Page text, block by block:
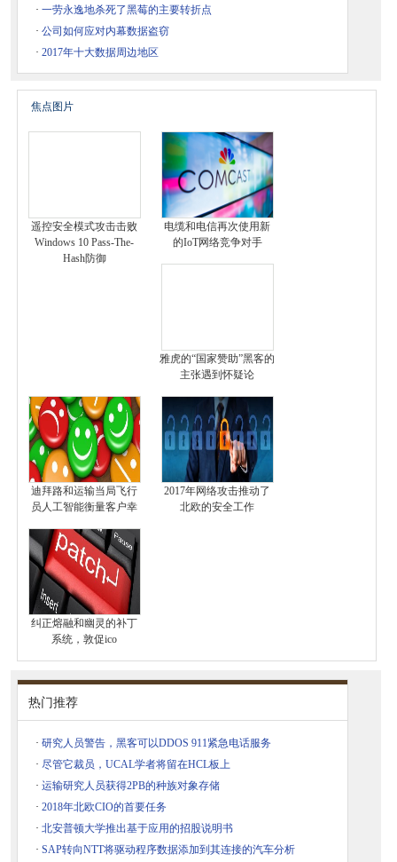
· 一劳永逸地杀死了黑莓的主要转折点
· 公司如何应对内幕数据盗窃
· 2017年十大数据周边地区
焦点图片
遥控安全模式攻击击败
Windows 10 Pass-The-
Hash防御
电缆和电信再次使用新
的IoT网络竞争对手
雅虎的“国家赞助”黑客的
主张遇到怀疑论
迪拜路和运输当局飞行
员人工智能衡量客户幸
2017年网络攻击推动了
北欧的安全工作
纠正熔融和幽灵的补丁
系统，敦促ico
热门推荐
· 研究人员警告，黑客可以DDOS 911紧急电话服务
· 尽管它裁员，UCAL学者将留在HCL板上
· 运输研究人员获得2PB的种族对象存储
· 2018年北欧CIO的首要任务
· 北安普顿大学推出基于应用的招股说明书
· SAP转向NTT将驱动程序数据添加到其连接的汽车分析